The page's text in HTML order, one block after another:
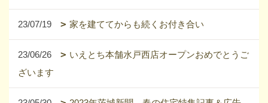
23/07/19 家を建ててからも続くお付き合い
23/06/26
いえとち本舗水戸西店オープンおめでとうご
ざいます